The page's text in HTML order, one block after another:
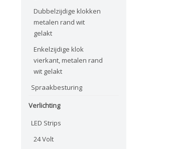
Dubbelzijdige klokken
metalen rand wit
gelakt
Enkelzijdige klok
vierkant, metalen rand
wit gelakt
Spraakbesturing
Verlichting
LED Strips
24 Volt